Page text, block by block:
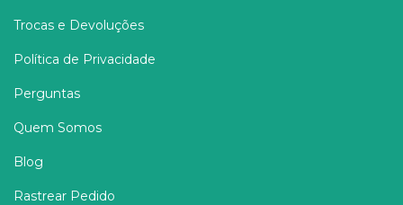
Trocas e Devoluções
Política de Privacidade
Perguntas
Quem Somos
Blog
Rastrear Pedido